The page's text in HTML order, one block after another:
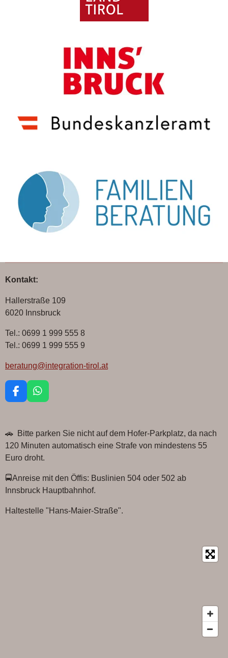
Kontakt:
Hallerstraße 109
6020 Innsbruck
Tel.: 0699 1 999 555 8
Tel.: 0699 1 999 555 9
beratung@integration-tirol.at
F
a
b
o
k
W
h
s
A
p
p
🚗 Bitte parken Sie nicht auf dem Hofer-Parkplatz, da nach
120 Minuten automatisch eine Strafe von mindestens 55
Euro droht.
🚍Anreise mit den Öffis: Buslinien 504 oder 502 ab
Innsbruck Hauptbahnhof.
Haltestelle "Hans-Maier-Straße".